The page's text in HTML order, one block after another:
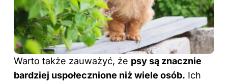
Warto także zauważyć, że psy są znacznie
bardziej uspołecznione niż wiele osób. Ich